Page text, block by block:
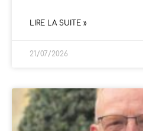
LIRE LA SUITE »
21/07/2026